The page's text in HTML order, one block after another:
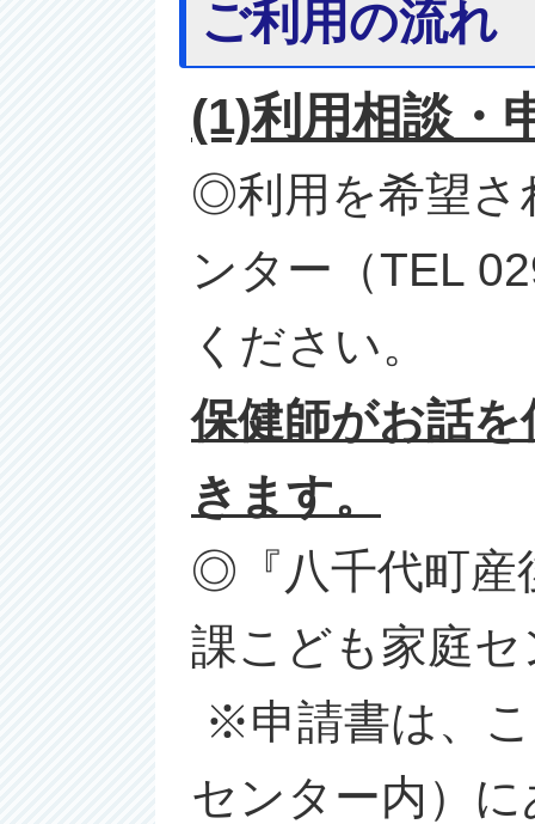
ご利用の流れ
(1)利用相談・
◎利用を希望さ
ンター（TEL
ください。
保健師がお話
きます。
◎『八千代町産
課こども家庭
※申請書は、
センター内）